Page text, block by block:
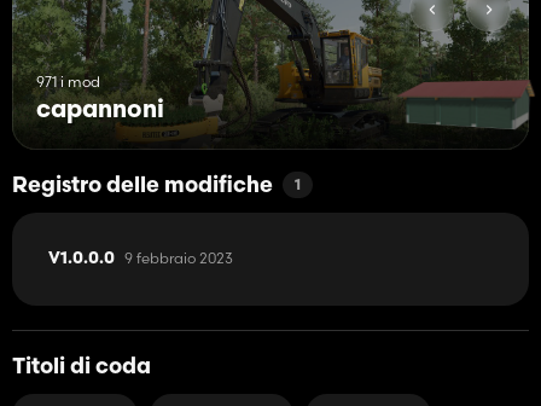
971 i mod
capannoni
Registro delle modifiche 1
V1.0.0.0 9 febbraio 2023
Titoli di coda